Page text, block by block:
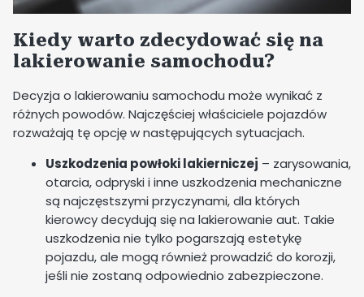
Kiedy warto zdecydować się na
lakierowanie samochodu?
Decyzja o lakierowaniu samochodu może wynikać z
różnych powodów. Najczęściej właściciele pojazdów
rozważają tę opcję w następujących sytuacjach.
Uszkodzenia powłoki lakierniczej – zarysowania,
otarcia, odpryski i inne uszkodzenia mechaniczne
są najczęstszymi przyczynami, dla których
kierowcy decydują się na lakierowanie aut. Takie
uszkodzenia nie tylko pogarszają estetykę
pojazdu, ale mogą również prowadzić do korozji,
jeśli nie zostaną odpowiednio zabezpieczone.